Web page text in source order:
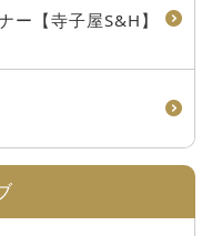
ー【寺子屋S&H】